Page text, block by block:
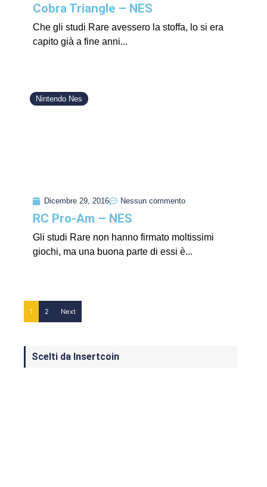
Cobra Triangle – NES
Che gli studi Rare avessero la stoffa, lo si era
capito già a fine anni...
Nintendo Nes
Dicembre 29, 2016 Nessun commento
RC Pro-Am – NES
Gli studi Rare non hanno firmato moltissimi
giochi, ma una buona parte di essi è...
1 2 Next
Scelti da Insertcoin